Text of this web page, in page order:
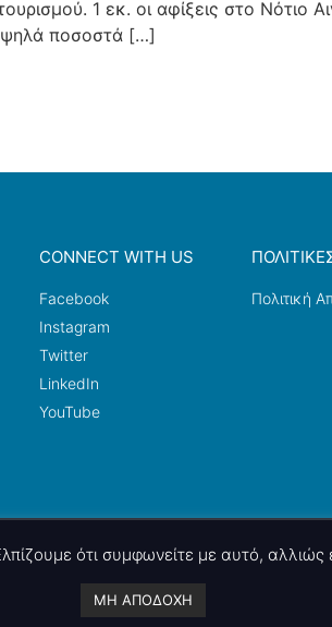
1 εκ. οι αφίξεις στο Νότιο
ποσοστά […]
CONNECT WITH US
Facebook
Instagram
Twitter
LinkedIn
YouTube
Πολιτική
nettings, ltd . Powered by
ότι συμφωνείτε με αυτό,
ΜΗ ΑΠΟΔΟΧΗ